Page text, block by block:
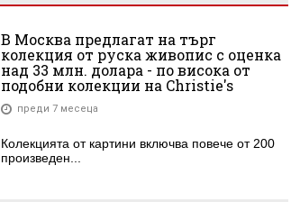
В Москва предлагат на търг
колекция от руска живопис с оценка
над 33 млн. долара - по висока от
подобни колекции на Christie's
преди 7 месеца
Колекцията от картини включва повече от 200
произведен...
Никола Цолов: Гледам
напред с увереност
милиона за Родри